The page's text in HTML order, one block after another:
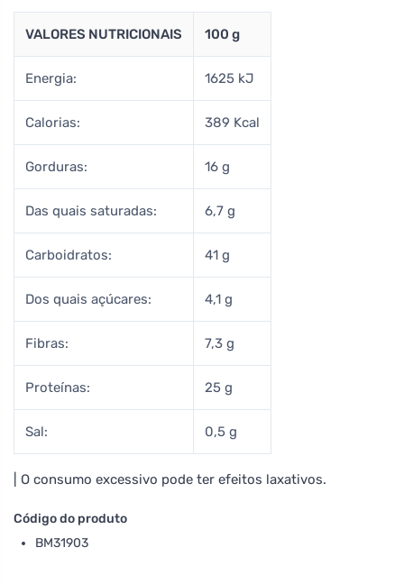
VALORES NUTRICIONAIS 100 g
Energia: 1625 kJ
Calorias: 389 Kcal
Gorduras: 16 g
Das quais saturadas: 6,7 g
Carboidratos: 41 g
Dos quais açúcares: 4,1 g
Fibras: 7,3 g
Proteínas: 25 g
Sal: 0,5 g
| O consumo excessivo pode ter efeitos laxativos.
Código do produto
BM31903